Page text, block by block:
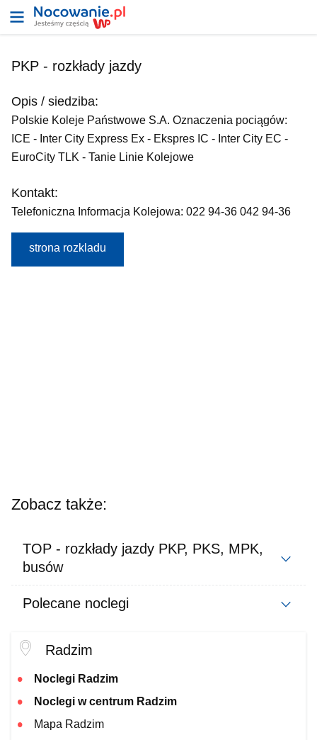
PKP - rozkłady jazdy
Opis / siedziba:
Polskie Koleje Państwowe S.A. Oznaczenia pociągów:
ICE - Inter City Express Ex - Ekspres IC - Inter City EC -
EuroCity TLK - Tanie Linie Kolejowe
Kontakt:
Telefoniczna Informacja Kolejowa: 022 94-36 042 94-36
strona rozkladu
Zobacz także:
TOP - rozkłady jazdy PKP, PKS, MPK,
busów
Polecane noclegi
Radzim
Noclegi Radzim
Noclegi w centrum Radzim
Mapa Radzim